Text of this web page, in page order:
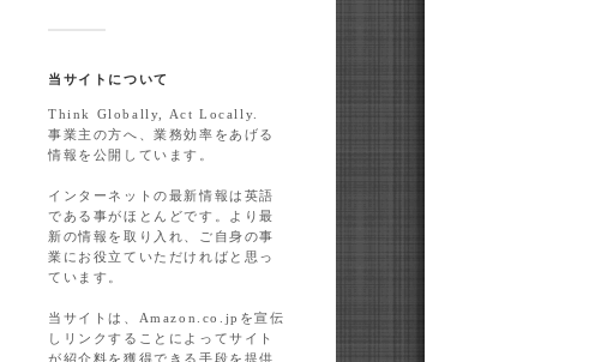
当サイトについて
Think Globally, Act Locally.
事業主の方へ、業務効率をあげる
情報を公開しています。
インターネットの最新情報は英語
である事がほとんどです。より最
新の情報を取り入れ、ご自身の事
業にお役立ていただければと思っ
ています。
当サイトは、Amazon.co.jpを宣伝
しリンクすることによってサイト
が紹介料を獲得できる手段を提供